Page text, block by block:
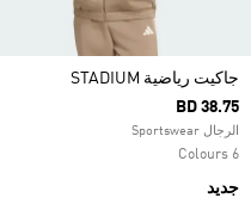
جاكيت رياضية STADIUM
BD 38.75
الرجال Sportswear
6 Colours
جديد